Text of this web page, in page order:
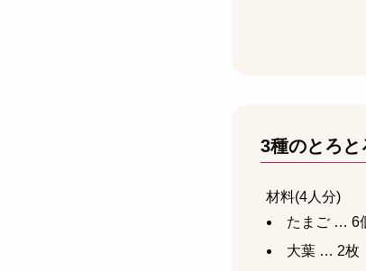
3種のとろと
材料(4人分)
たまご … 6
大葉 … 2枚